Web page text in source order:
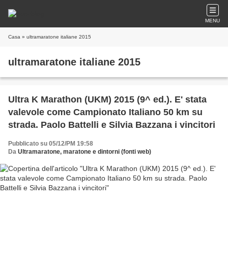
MENU
Casa » ultramaratone italiane 2015
ultramaratone italiane 2015
Ultra K Marathon (UKM) 2015 (9^ ed.). E' stata
valevole come Campionato Italiano 50 km su
strada. Paolo Battelli e Silvia Bazzana i vincitori
Pubblicato su 05/12/PM 19:58
Da Ultramaratone, maratone e dintorni (fonti web)